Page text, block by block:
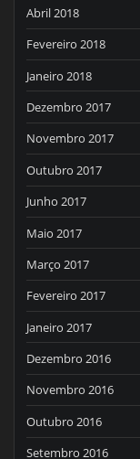
Abril 2018
Fevereiro 2018
Janeiro 2018
Dezembro 2017
Novembro 2017
Outubro 2017
Junho 2017
Maio 2017
Março 2017
Fevereiro 2017
Janeiro 2017
Dezembro 2016
Novembro 2016
Outubro 2016
Setembro 2016